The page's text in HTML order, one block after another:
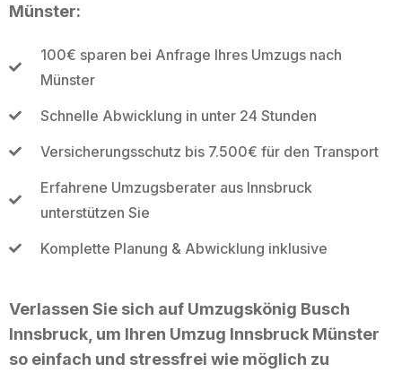
Münster:
100€ sparen bei Anfrage Ihres Umzugs nach
Münster
Schnelle Abwicklung in unter 24 Stunden
Versicherungsschutz bis 7.500€ für den Transport
Erfahrene Umzugsberater aus Innsbruck
unterstützen Sie
Komplette Planung & Abwicklung inklusive
Verlassen Sie sich auf Umzugskönig Busch
Innsbruck, um Ihren Umzug Innsbruck Münster
so einfach und stressfrei wie möglich zu